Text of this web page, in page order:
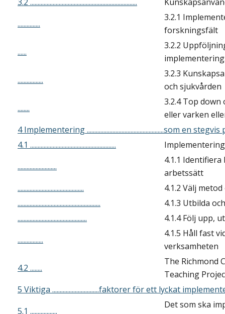
...............
3.2.1
forskningsfält
......
3.2.2
.................
3.2.3
och sjukvården
........
3.2.4 Top
eller varken
4 Implementering ...................................................som en
4.1 .........................................................
..........................
4.1.1
arbetssätt
............................................
4.1.2 Välj
.......................................................
4.1.3 Utbilda
..............................................
4.1.4 Följ upp,
.................
4.1.5 Håll fast
verksamheten
4.2 ........
The Richmond
Teaching
5 Viktiga ...............................faktorer för ett lyckat
5.1 ..................
Det som ska